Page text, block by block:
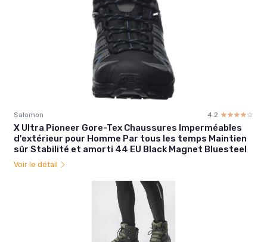
Salomon 4.2 ☆☆☆☆☆
★★★★★
X Ultra Pioneer Gore-Tex Chaussures Imperméables
d'extérieur pour Homme Par tous les temps Maintien
sûr Stabilité et amorti 44 EU Black Magnet Bluesteel
Voir le détail